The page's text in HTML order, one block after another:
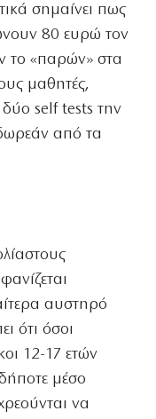
σημαίνει πως
80 ευρώ τον
το «παρών» στα
μαθητές,
δύο self tests την
από τα
αυστηρό
ότι όσοι
12-17 ετών
μέσο
να